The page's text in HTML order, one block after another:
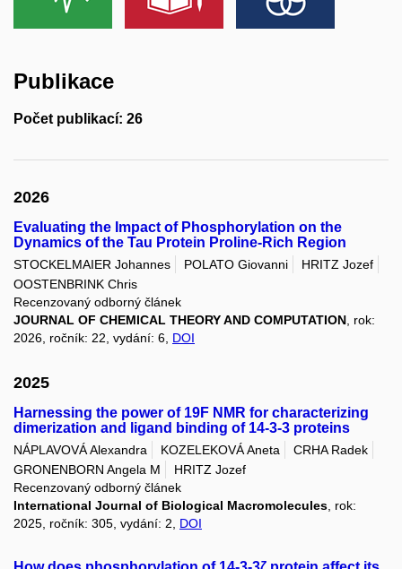
Publikace
Počet publikací: 26
2026
Evaluating the Impact of Phosphorylation on the
Dynamics of the Tau Protein Proline-Rich Region
STOCKELMAIER Johannes POLATO Giovanni
HRITZ Jozef
OOSTENBRINK Chris
Recenzovaný odborný článek
JOURNAL OF CHEMICAL THEORY AND COMPUTATION , rok:
2026, ročník: 22, vydání: 6, DOI
2025
Harnessing the power of 19F NMR for characterizing
dimerization and ligand binding of 14-3-3 proteins
NÁPLAVOVÁ Alexandra KOZELEKOVÁ Aneta
CRHA Radek
GRONENBORN Angela M
HRITZ Jozef
Recenzovaný odborný článek
International Journal of Biological Macromolecules , rok:
2025, ročník: 305, vydání: 2, DOI